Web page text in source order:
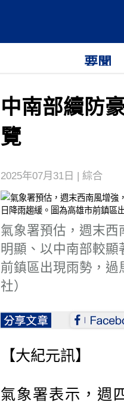
要聞
中南部續防
覽
2025年07月31日 | 綜合
氣象署預估，週末西
明顯、以中南部較
前鎮區出現雨勢，
社）
【大紀元訊】
氣象署表示，週